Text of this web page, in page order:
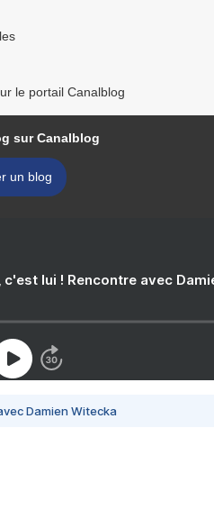
le portail Canalblog
sur Canalblog
un blog
lui ! Rencontre avec
Damien Witecka